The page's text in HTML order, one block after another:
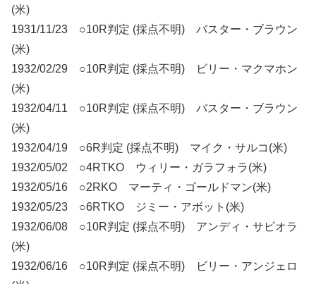
(米)
1931/11/23 ○10R判定 (採点不明) バスター・ブラウン
(米)
1932/02/29 ○10R判定 (採点不明) ビリー・マクマホン
(米)
1932/04/11 ○10R判定 (採点不明) バスター・ブラウン
(米)
1932/04/19 ○6R判定 (採点不明) マイク・サルコ(米)
1932/05/02 ○4RTKO ウィリー・ガラフォラ(米)
1932/05/16 ○2RKO マーティ・ゴールドマン(米)
1932/05/23 ○6RTKO ジミー・アボット(米)
1932/06/08 ○10R判定 (採点不明) アンディ・サビオラ
(米)
1932/06/16 ○10R判定 (採点不明) ビリー・アンジェロ